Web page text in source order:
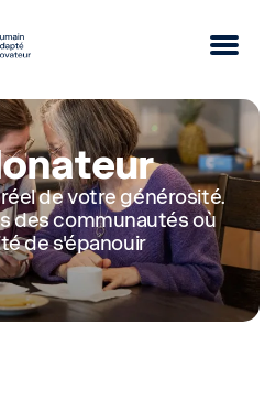
de votre générosité.
des communautés où
de s'épanouir